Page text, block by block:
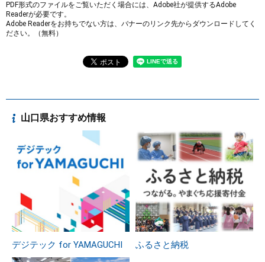
PDF形式のファイルをご覧いただく場合には、Adobe社が提供するAdobe
Readerが必要です。
Adobe Readerをお持ちでない方は、バナーのリンク先からダウンロードしてく
ださい。（無料）
山口県おすすめ情報
デジテック for YAMAGUCHI ふるさと納税